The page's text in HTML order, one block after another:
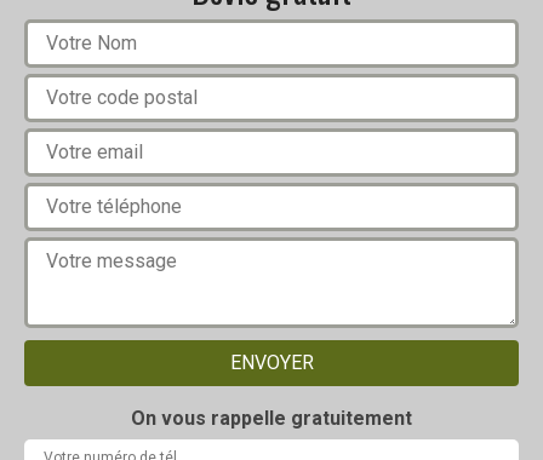
On vous rappelle gratuitement